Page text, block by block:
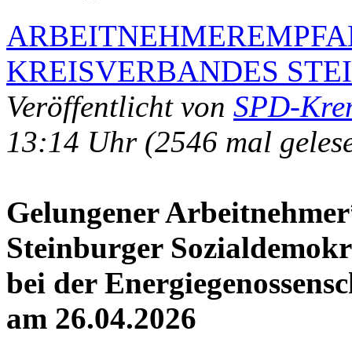
KREISVERBANDES
Veröffentlicht von SPD-
13:14 Uhr (2546 mal
Gelungener
Steinburger
bei der
am 26.04.2026